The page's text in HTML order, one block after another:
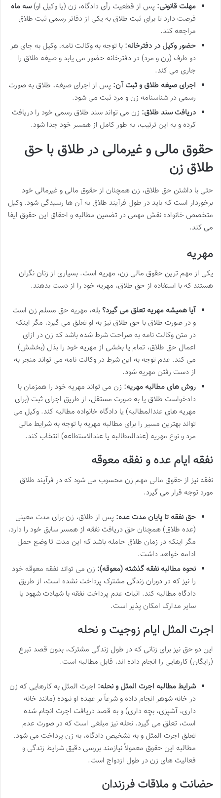
مهلت قانونی: پس از قطعیت رأی دادگاه، زن (یا وکیل او)سه ماه
فرصت دارد تا برای ثبت طلاق به یکی از دفاتر رسمی ثبت طلاق
مراجعه کند.
حضور وکیل در دفترخانه: با توجه به وکالت نامه، وکیل به جای هر
دو طرف (زن و مرد) در دفترخانه حضور می یابد و صیغه طلاق را
جاری می کند.
اجرای صیغه طلاق و ثبت آن: پس از اجرای صیغه، طلاق به صورت
رسمی در شناسنامه زن و مرد ثبت می شود.
دریافت سند طلاق: زن می تواند سند طلاق رسمی خود را دریافت
کرده و به این ترتیب، به طور کامل از همسر خود جدا شود.
حقوق مالی و غیرمالی در طلاق با حق
طلاق زن
حتی با داشتن حق طلاق، زن همچنان از حقوق مالی و غیرمالی خود
برخوردار است که باید در طول فرآیند طلاق به آن ها رسیدگی شود. وکیل
متخصص خانواده نقش مهمی در تضمین مطالبه و احقاق این حقوق ایفا
می کند.
مهریه
یکی از مهم ترین حقوق مالی زن، مهریه است. بسیاری از زنان نگران
هستند که با استفاده از حق طلاق، مهریه خود را از دست بدهند.
آیا همیشه مهریه تعلق می گیرد؟ بله، مهریه حق مسلم زن است
و در صورت طلاق با حق طلاق نیز به او تعلق می گیرد، مگر اینکه
در متن وکالت نامه به صراحت شرط شده باشد که زن در ازای
اعمال حق طلاق، تمام یا بخشی از مهریه خود را بذل (بخشش)
می کند. عدم توجه به این شرط در وکالت نامه می تواند منجر به
از دست رفتن مهریه شود.
روش های مطالبه مهریه: زن می تواند مهریه خود را همزمان با
دادخواست طلاق یا به صورت مستقل، از طریق اجرای ثبت (برای
مهریه های عندالمطالبه) یا دادگاه خانواده مطالبه کند. وکیل می
تواند بهترین مسیر را برای مطالبه مهریه با توجه به شرایط مالی
مرد و نوع مهریه (عندالمطالبه یا عندالاستطاعه) انتخاب کند.
نفقه ایام عده و نفقه معوقه
نفقه نیز از حقوق مالی مهم زن محسوب می شود که در فرآیند طلاق
مورد توجه قرار می گیرد.
حق نفقه تا پایان مدت عده: پس از طلاق، زن برای مدت معینی
(عده طلاق) همچنان حق دریافت نفقه از همسر سابق خود را دارد،
مگر اینکه در زمان طلاق حامله باشد که این مدت تا وضع حمل
ادامه خواهد داشت.
نحوه مطالبه نفقه گذشته (معوقه): زن می تواند نفقه معوقه خود
را نیز که در دوران زندگی مشترک پرداخت نشده است، از طریق
دادگاه مطالبه کند. اثبات عدم پرداخت نفقه با شهادت شهود یا
سایر مدارک امکان پذیر است.
اجرت المثل ایام زوجیت و نحله
این دو حق نیز برای زنانی که در طول زندگی مشترک، بدون قصد تبرع
(رایگان) کارهایی را انجام داده اند، قابل مطالبه است.
شرایط مطالبه اجرت المثل و نحله: اجرت المثل به کارهایی که زن
در خانه شوهر انجام داده و شرعاً بر عهده او نبوده (مانند خانه
داری، آشپزی، بچه داری) و به قصد دریافت اجرت انجام شده
است، تعلق می گیرد. نحله نیز مبلغی است که در صورت عدم
تعلق اجرت المثل و به تشخیص دادگاه، به زن پرداخت می شود.
مطالبه این حقوق معمولاً نیازمند بررسی دقیق شرایط زندگی و
فعالیت های زن در طول ازدواج است.
حضانت و ملاقات فرزندان